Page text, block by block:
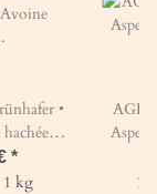
•
kg
*
1 kg